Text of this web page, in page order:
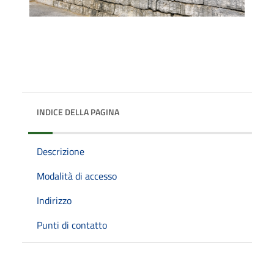
INDICE DELLA PAGINA
Descrizione
Modalità di accesso
Indirizzo
Punti di contatto